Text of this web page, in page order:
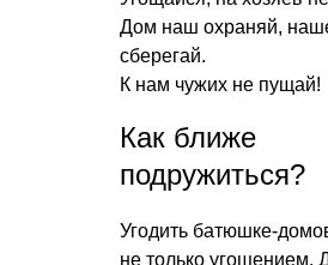
Дом наш охраняй,
сберегай.
К нам чужих не пущай!
Как ближе
подружиться?
Угодить батюшке-
не только угощением.